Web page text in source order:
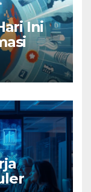
Ini